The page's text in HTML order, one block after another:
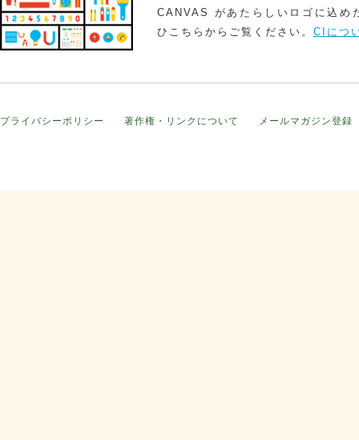
CANVAS があたらしいロゴに込め
ひこちらからご覧ください。 CIにつ
プライバシーポリシー 著作権・リンクについて メールマガジン登録